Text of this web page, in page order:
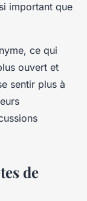
important que
ce qui
ouvert et
sentir plus à
de